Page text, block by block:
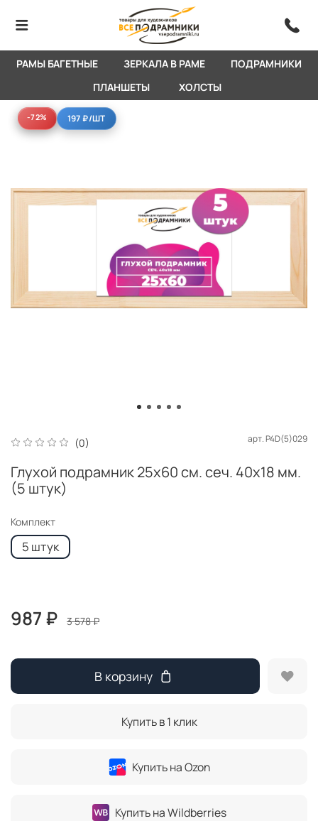
РАМЫ БАГЕТНЫЕ ЗЕРКАЛА В РАМЕ
ПОДРАМНИКИ
ПЛАНШЕТЫ
ХОЛСТЫ
-72%
-72% 197 ₽/ШТ
(0) арт.P4D(5)029
Глухой подрамник 25x60 см. сеч. 40х18 мм.
(5 штук)
Комплект
5 штук
987 ₽ 3 578 ₽
В корзину
Купить в 1 клик
Купить на Ozon
Купить на Wildberries